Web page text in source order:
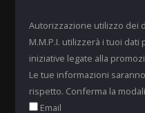
Autorizzazione utilizzo dei
M.M.P.I. utilizzerà i tuoi
iniziative legate alla
Le tue informazioni
rispetto. Conferma la
Email